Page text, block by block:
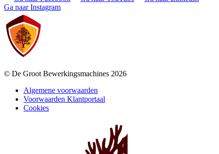
Ga naar Instagram
© De Groot Bewerkingsmachines 2026
Algemene voorwaarden
Voorwaarden Klantportaal
Cookies